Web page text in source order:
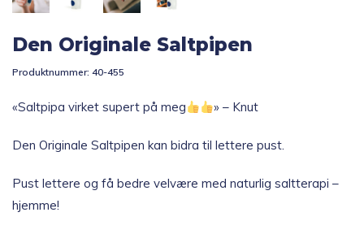
Den Originale Saltpipen
Produktnummer: 40-455
«Saltpipa virket supert på meg » – Knut
Den Originale Saltpipen kan bidra til lettere pust.
Pust lettere og få bedre velvære med naturlig saltterapi –
hjemme!